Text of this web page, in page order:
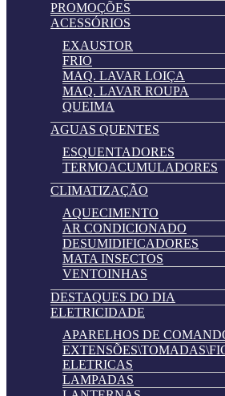
PROMOÇÕES
ACESSÓRIOS
EXAUSTOR
FRIO
MAQ. LAVAR LOIÇA
MAQ. LAVAR ROUPA
QUEIMA
AGUAS QUENTES
ESQUENTADORES
TERMOACUMULADORES
CLIMATIZAÇÃO
AQUECIMENTO
AR CONDICIONADO
DESUMIDIFICADORES
MATA INSECTOS
VENTOINHAS
DESTAQUES DO DIA
ELETRICIDADE
APARELHOS DE
ELETRICAS
LAMPADAS